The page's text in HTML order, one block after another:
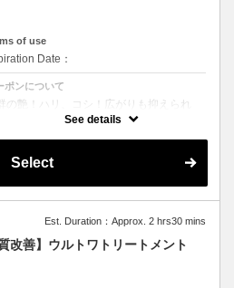
of use
Date：
ポンについて
の艶！ハリ、コシ！広がりも抑えられ
どんなに傷んだ髪も、鮮やかなハイトー
ラーも、極上美しい髪へ☆
See details
Select
Est. Duration：Approx. 2 hrs30 mins
改善】ウルトワトリートメント